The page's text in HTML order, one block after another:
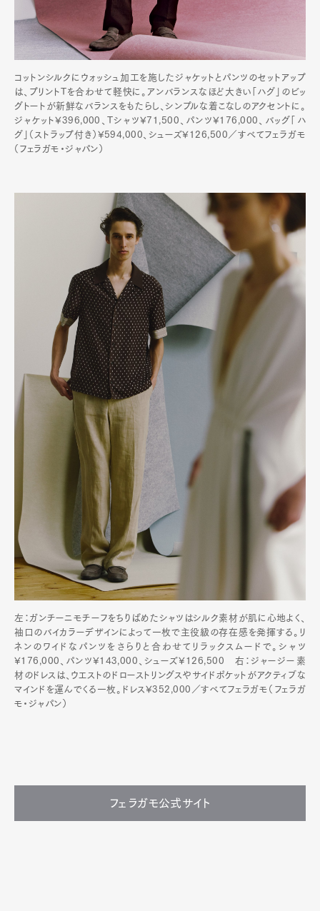
コットンシルクにウォッシュ加工を施したジャケットとパンツのセットアップ
は、プリントTを合わせて軽快に。アンバランスなほど大きい「ハグ」のビッ
グトートが新鮮なバランスをもたらし、シンプルな着こなしのアクセントに。
ジャケット¥396,000、Tシャツ¥71,500、パンツ¥176,000、バッグ「ハ
グ」（ストラップ付き）¥594,000、シューズ¥126,500／すべてフェラガモ
（フェラガモ・ジャパン）
左：ガンチーニモチーフをちりばめたシャツはシルク素材が肌に心地よく、
袖口のバイカラーデザインによって一枚で主役級の存在感を発揮する。リ
ネンのワイドなパンツをさらりと合わせてリラックスムードで。シャツ
¥176,000、パンツ¥143,000、シューズ¥126,500 右：ジャージー素
材のドレスは、ウエストのドローストリングスやサイドポケットがアクティブな
マインドを運んでくる一枚。ドレス¥352,000／すべてフェラガモ（フェラガ
モ・ジャパン）
フェラガモ公式サイト